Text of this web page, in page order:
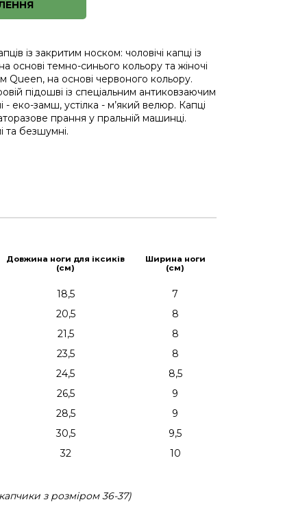
із закритим носком: чоловічі капці із
темно-синього кольору та жіночі
Queen, на основі червоного кольору.
підошві із спеціальним антиковзаючим
- еко-замш, устілка - м’який велюр. Капці
прання у пральній машинці.
та безшумні.
Довжина ноги для іксиків
(см)
Ширина ноги
(см)
18,5
7
20,5
8
21,5
8
23,5
8
24,5
8,5
26,5
9
28,5
9
30,5
9,5
32 10
з розміром 36-37)